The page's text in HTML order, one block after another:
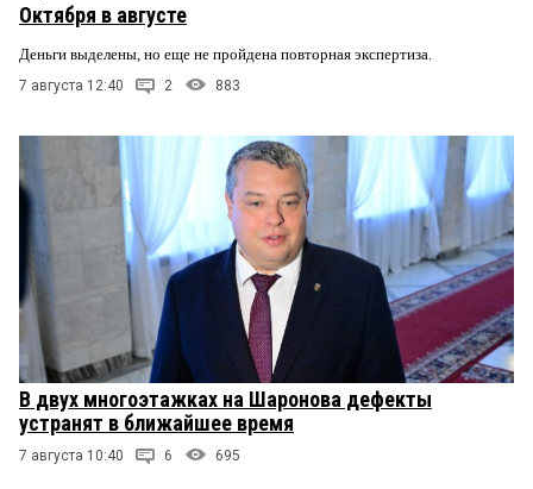
Октября в августе
Деньги выделены, но еще не пройдена повторная экспертиза.
7 августа 12:40 2 883
В двух многоэтажках на Шаронова дефекты
устранят в ближайшее время
7 августа 10:40 6 695